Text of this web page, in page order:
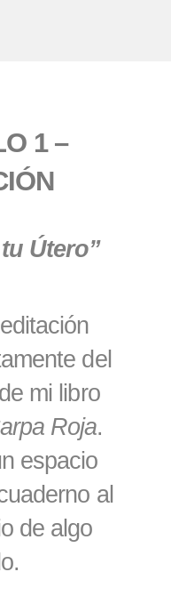
1 –
Útero”
del
mi libro
Roja.
espacio
al
de algo